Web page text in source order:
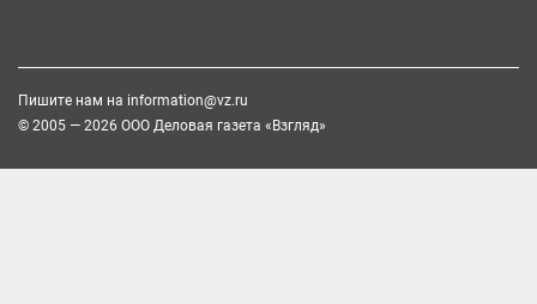
Пишите нам на information@vz.ru
© 2005 — 2026 ООО Деловая газета «Взгляд»